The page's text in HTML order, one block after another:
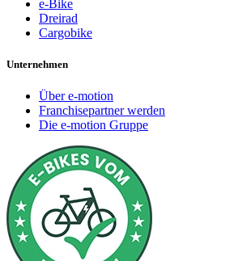
e-Bike
Dreirad
Cargobike
Unternehmen
Über e-motion
Franchisepartner werden
Die e-motion Gruppe